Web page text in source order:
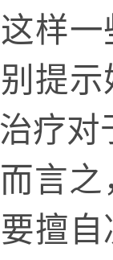
样
提
疗对
言
擅